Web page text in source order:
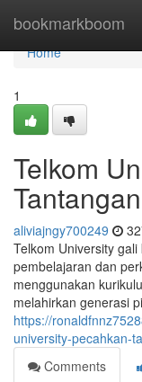
bookmarkboom
Home
Home
1
Telkom
aliviajngy700249
Telkom University
pembelajaran dan
menggunakan
melahirkan generasi
https://
university-pecahkan-
Comments